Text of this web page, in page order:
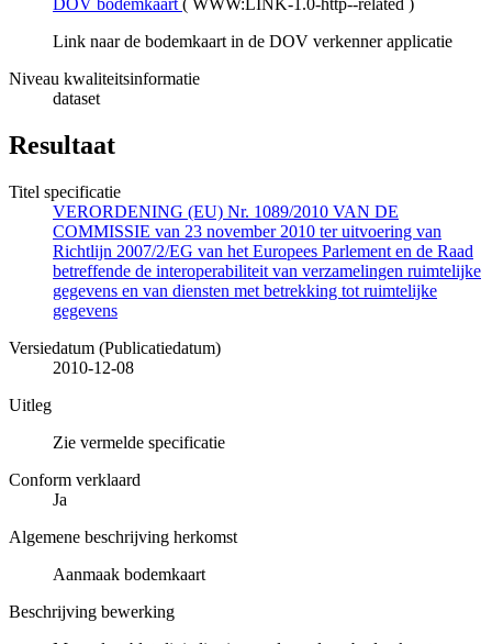
DOV bodemkaart ( WWW:LINK-1.0-http--related )
Link naar de bodemkaart in de DOV verkenner applicatie
Niveau kwaliteitsinformatie
dataset
Resultaat
Titel specificatie
VERORDENING (EU) Nr. 1089/2010 VAN DE
COMMISSIE van 23 november 2010 ter uitvoering van
Richtlijn 2007/2/EG van het Europees Parlement en de Raad
betreffende de interoperabiliteit van verzamelingen ruimtelijke
gegevens en van diensten met betrekking tot ruimtelijke
gegevens
Versiedatum (Publicatiedatum)
2010-12-08
Uitleg
Zie vermelde specificatie
Conform verklaard
Ja
Algemene beschrijving herkomst
Aanmaak bodemkaart
Beschrijving bewerking